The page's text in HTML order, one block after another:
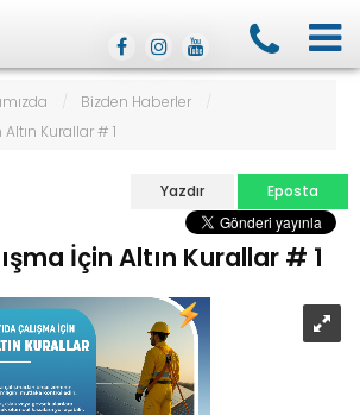
/ Bizden Haberler
/
Kurallar # 1
Yazdır Eposta
İçin Altın Kurallar # 1